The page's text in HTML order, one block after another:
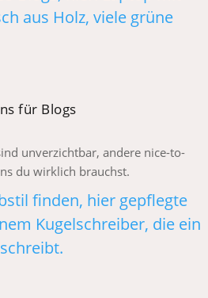
für Blogs
unverzichtbar, andere nice-to-
du wirklich brauchst.